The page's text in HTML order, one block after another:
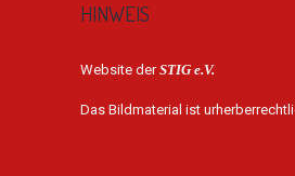
HINWEIS
Website derSTIG e.V.
Das Bildmaterial ist